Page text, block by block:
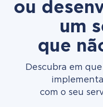
ou
um
que
Descubra em
com o seu